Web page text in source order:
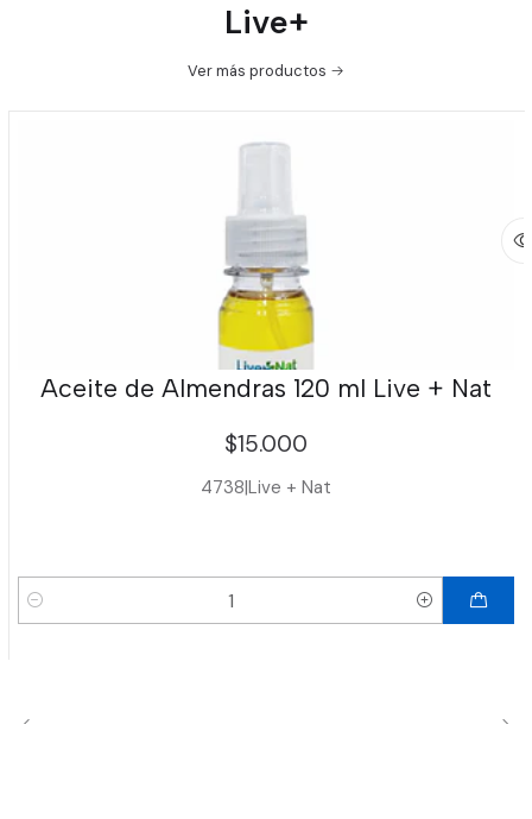
Live+
Ver más productos
Aceite de Almendras 120 ml Live + Nat
$15.000
4738|Live + Nat
Cantidad